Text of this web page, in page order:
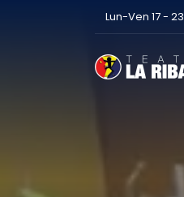
Lun-Ven 17 - 23